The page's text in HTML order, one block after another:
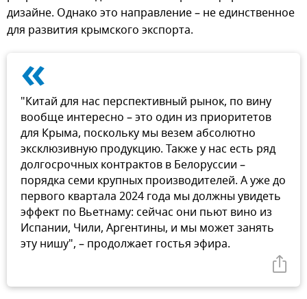
дизайне. Однако это направление – не единственное
для развития крымского экспорта.
«
"Китай для нас перспективный рынок, по вину
вообще интересно – это один из приоритетов
для Крыма, поскольку мы везем абсолютно
эксклюзивную продукцию. Также у нас есть ряд
долгосрочных контрактов в Белоруссии –
порядка семи крупных производителей. А уже до
первого квартала 2024 года мы должны увидеть
эффект по Вьетнаму: сейчас они пьют вино из
Испании, Чили, Аргентины, и мы может занять
эту нишу", – продолжает гостья эфира.